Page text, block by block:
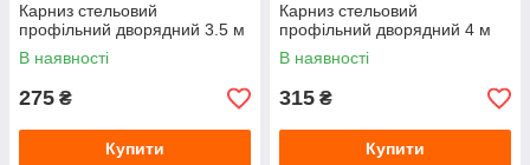
Карниз стельовий
профільний дворядний 3.5 м
В наявності
275 ₴
Купити
Карниз стельовий
профільний дворядний 4 м
В наявності
315 ₴
Купити